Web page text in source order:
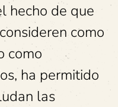
hecho de que
como
como
ha permitido
las